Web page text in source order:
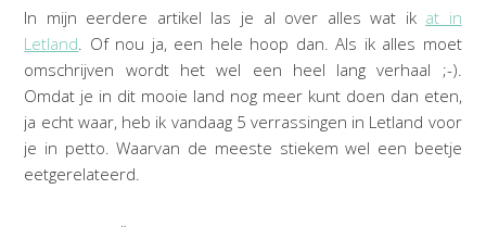
In mijn eerdere artikel las je al over alles wat ik at in
Letland . Of nou ja, een hele hoop dan. Als ik alles moet
omschrijven wordt het wel een heel lang verhaal ;-).
Omdat je in dit mooie land nog meer kunt doen dan eten,
ja echt waar, heb ik vandaag 5 verrassingen in Letland voor
je in petto. Waarvan de meeste stiekem wel een beetje
eetgerelateerd.